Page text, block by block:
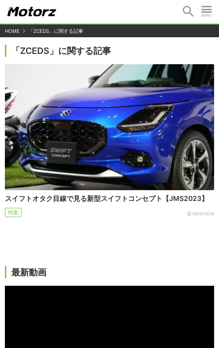
HOME 「ZCEDS」に関する記事
「ZCEDS」に関する記事
スイフトオタク目線で見る新型スイフトコンセプト【JMS2023】
特集 2023/10/26
最新動画